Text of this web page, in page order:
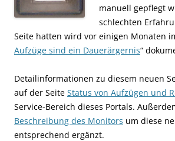
manuell gepflegt
schlechten
Seite hatten wird vor einigen Monaten
Aufzüge sind ein Dauerärgernis“
Detailinformationen zu diesem neuen
auf der Seite Status von Aufzügen und
Service-Bereich dieses Portals.
Beschreibung des Monitors um diese
entsprechend ergänzt.